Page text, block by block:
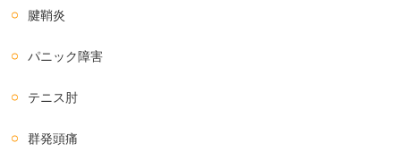
腱鞘炎
パニック障害
テニス肘
群発頭痛